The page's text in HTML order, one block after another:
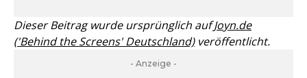
Dieser Beitrag wurde ursprünglich aufJoyn.de
('Behind the Screens' Deutschland)veröffentlicht.
- Anzeige -